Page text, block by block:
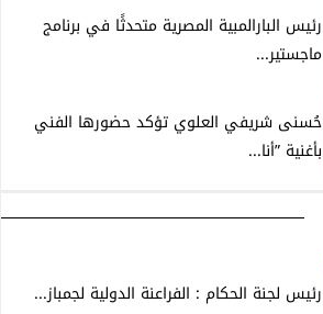
رئيس البارالمبية المصرية متحدثًا في برنامج
ماجستير...
حُسنى شريفي العلوي تؤكد حضورها الفني
بأغنية ”أنا...
رئيس لجنة الحكام : الفراعنة الدولية لجمباز...